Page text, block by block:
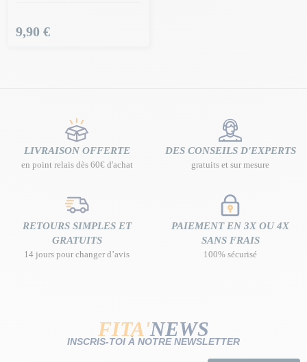
Prix
9,90 €
LIVRAISON OFFERTE
en point relais dès 60€ d'achat
DES CONSEILS D'EXPERTS
gratuits et sur mesure
RETOURS SIMPLES ET
GRATUITS
14 jours pour changer d’avis
PAIEMENT EN 3X OU 4X
SANS FRAIS
100% sécurisé
FITA'NEWS
INSCRIS-TOI À NOTRE NEWSLETTER